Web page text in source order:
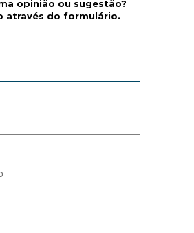
opinião ou sugestão?
através do formulário.